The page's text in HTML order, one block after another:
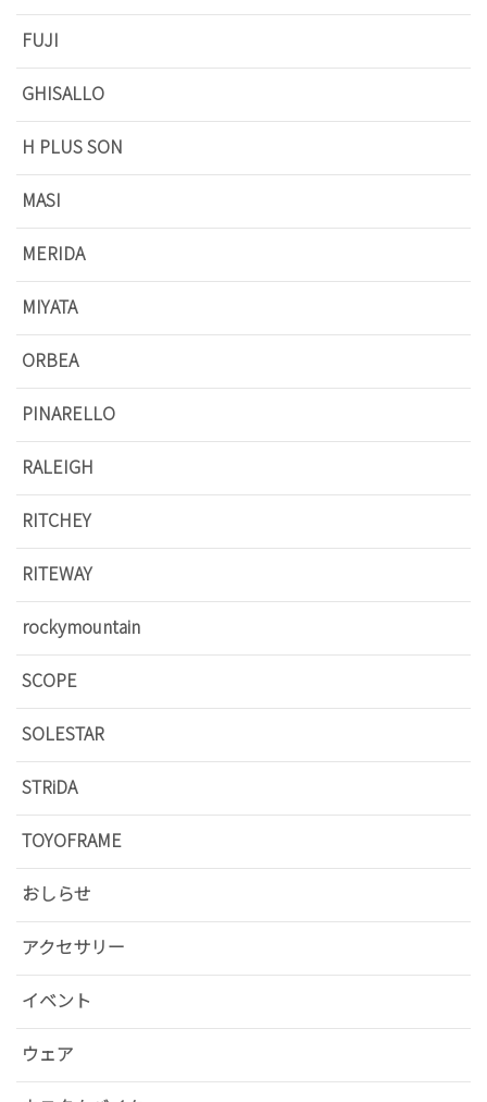
FUJI
GHISALLO
H PLUS SON
MASI
MERIDA
MIYATA
ORBEA
PINARELLO
RALEIGH
RITCHEY
RITEWAY
rockymountain
SCOPE
SOLESTAR
STRiDA
TOYOFRAME
おしらせ
アクセサリー
イベント
ウェア